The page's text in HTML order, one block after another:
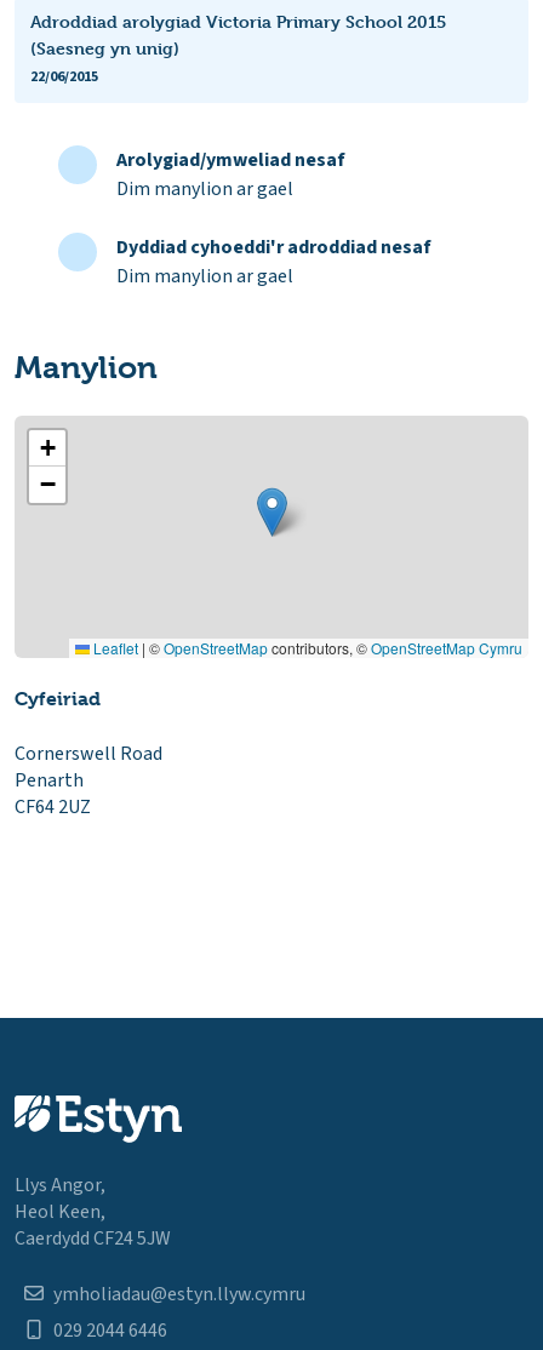
Adroddiad arolygiad Victoria Primary School 2015
(Saesneg yn unig)
22/06/2015
Arolygiad/ymweliad nesaf
Dim manylion ar gael
Dyddiad cyhoeddi'r adroddiad nesaf
Dim manylion ar gael
Manylion
+
−
Leaflet | ©OpenStreetMapcontributors, ©OpenStreetMap Cymru
Cyfeiriad
Cornerswell Road
Penarth
CF64 2UZ
Llys Angor,
Heol Keen,
Caerdydd CF24 5JW
ymholiadau@estyn.llyw.cymru
029 2044 6446